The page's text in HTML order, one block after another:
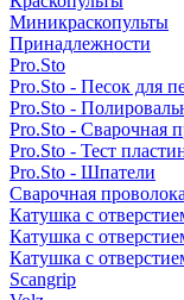
Миникраскопульты
Принадлежности
Pro.Sto
Pro.Sto - Песок для
Pro.Sto -
Pro.Sto - Сварочная
Pro.Sto - Тест
Pro.Sto - Шпатели
Сварочная проволока
Катушка с
Катушка с
Катушка с
Scangrip